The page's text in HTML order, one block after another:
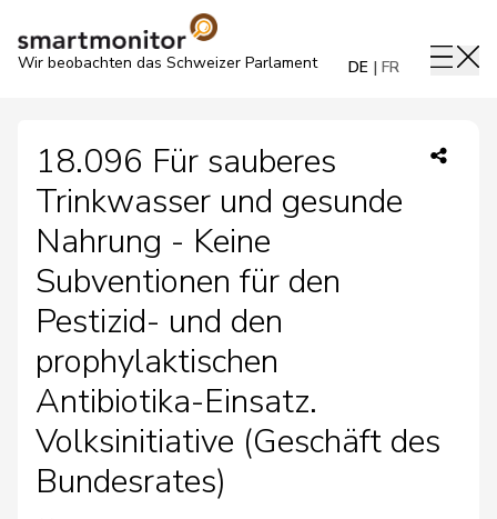
Wir beobachten das Schweizer Parlament DE FR
18.096 Für sauberes
Trinkwasser und gesunde
Nahrung - Keine
Subventionen für den
Pestizid- und den
prophylaktischen
Antibiotika-Einsatz.
Volksinitiative (Geschäft des
Bundesrates)